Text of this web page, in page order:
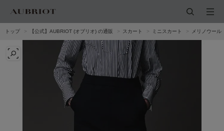
トップ 【公式】AUBRIOT (オブリオ) の通販 スカート ミニスカート メリノウール